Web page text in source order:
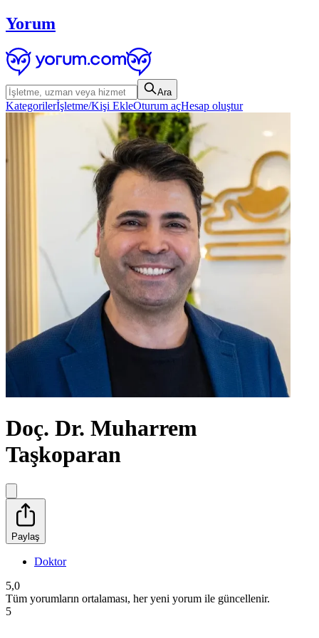
Yorum
Ara
Kategorilerİşletme/Kişi EkleOturum açHesap oluştur
Doç. Dr. Muharrem
Taşkoparan
Paylaş
Doktor
5,0
Tüm yorumların ortalaması, her yeni yorum ile güncellenir.
5